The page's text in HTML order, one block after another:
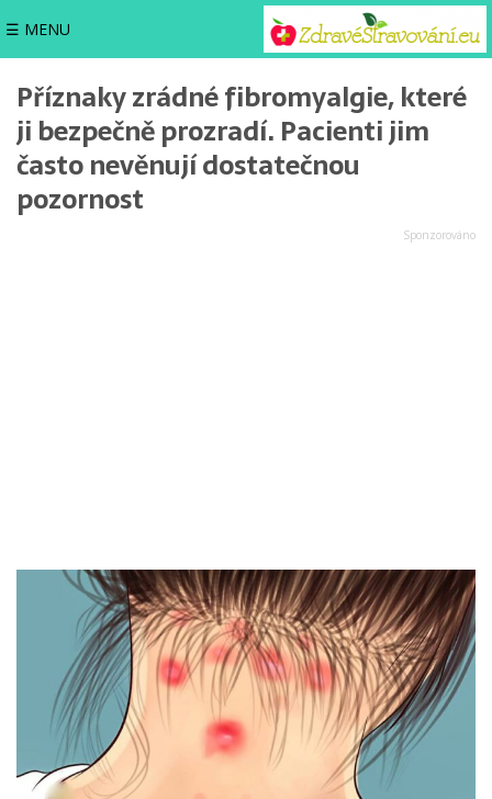
☰ MENU
Příznaky zrádné fibromyalgie, které
ji bezpečně prozradí. Pacienti jim
často nevěnují dostatečnou
pozornost